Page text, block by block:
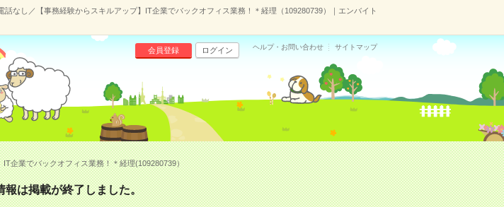
話なし／【事務経験からスキルアップ】IT企業でバックオフィス業務！＊経理（109280739）｜エンバイト
会員登録 ログイン ヘルプ・お問い合わせ サイトマップ
企業でバックオフィス業務！＊経理(109280739）
報は掲載が終了しました。